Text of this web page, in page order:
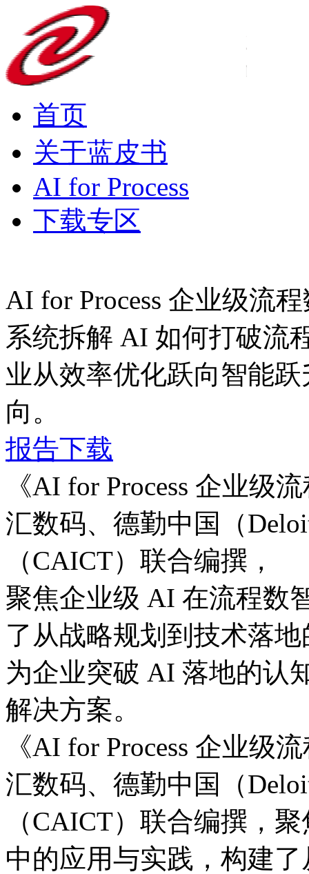
首页
关于蓝皮书
AI for Process
下载专区
AI for Process 企业级流
系统拆解 AI 如何打破流程
业从效率优化跃向智能跃
向。
报告下载
《AI for Process 企业级
汇数码、德勤中国（
（CAICT）联合编撰，
聚焦企业级 AI 在流程数智
了从战略规划到技术落地
为企业突破 AI 落地的认
解决方案。
《AI for Process 企业级
汇数码、德勤中国（
（CAICT）联合编撰
中的应用与实践，构